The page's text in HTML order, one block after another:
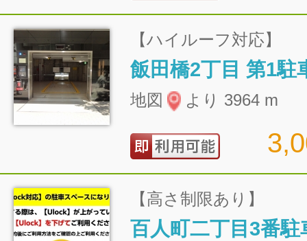
【ハイルーフ対応】
飯田橋2丁目 第1駐
地図 より 3964 m
【高さ制限あり】
百人町二丁目3番駐